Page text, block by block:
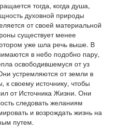
тогда, когда душа,
духовной природы
от своей материальной
существует менее
уже шла речь выше. В
в небо подобно пару,
освободившемуся от уз
устремляются от земли в
своему источнику, чтобы
от Ис­точника Жизни. Они
следовать же­ланиям
и возрождать жизнь на
путем.